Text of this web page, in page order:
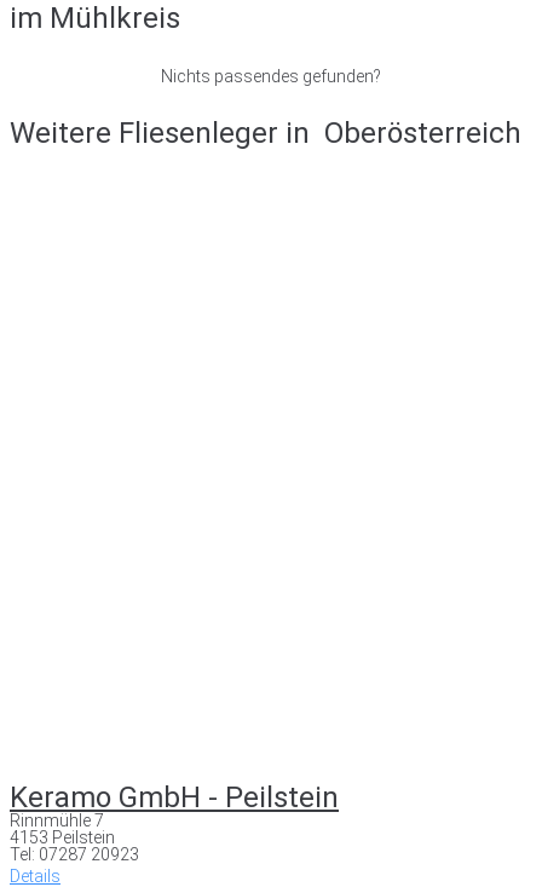
im Mühlkreis
Nichts passendes gefunden?
Weitere Fliesenleger in Oberösterreich
Keramo GmbH - Peilstein
Rinnmühle 7
4153 Peilstein
Tel: 07287 20923
Details